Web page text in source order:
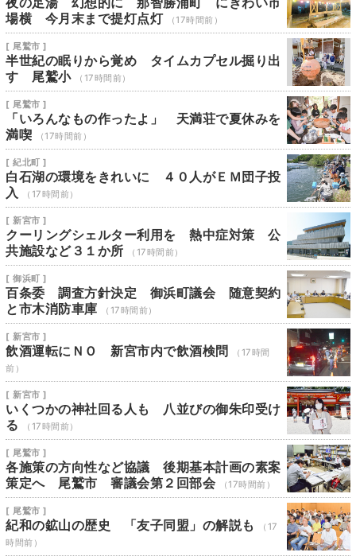
場横 今月末まで提灯点灯
（17時間前）
[ 尾鷲市 ]
半世紀の眠りから覚め タイムカプセル掘り出
す 尾鷲小
（17時間前）
[ 尾鷲市 ]
「いろんなもの作ったよ」 天満荘で夏休みを
満喫
（17時間前）
[ 紀北町 ]
白石湖の環境をきれいに ４０人がＥＭ団子投
入
（17時間前）
[ 新宮市 ]
クーリングシェルター利用を 熱中症対策 公
共施設など３１か所
（17時間前）
[ 御浜町 ]
百条委 調査方針決定 御浜町議会 随意契約
と市木消防車庫
（17時間前）
[ 新宮市 ]
飲酒運転にＮＯ 新宮市内で飲酒検問
（17時間
前）
[ 新宮市 ]
いくつかの神社回る人も 八並びの御朱印受け
る
（17時間前）
[ 尾鷲市 ]
各施策の方向性など協議 後期基本計画の素案
策定へ 尾鷲市 審議会第２回部会
（17時間前）
[ 尾鷲市 ]
紀和の鉱山の歴史 「友子同盟」の解説も
（17
時間前）